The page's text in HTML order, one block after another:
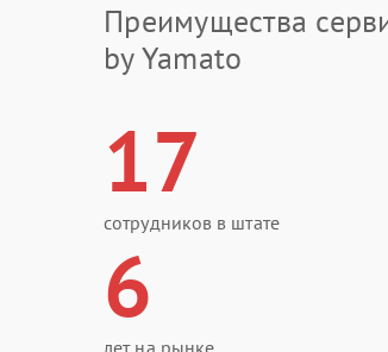
Преимущества
by Yamato
17
сотрудников в штате
6
лет на рынке